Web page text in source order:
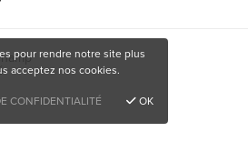
pour rendre notre site plus
acceptez nos cookies.
CONFIDENTIALITÉ
OK